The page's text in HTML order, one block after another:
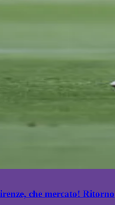
che mercato! Ritorno